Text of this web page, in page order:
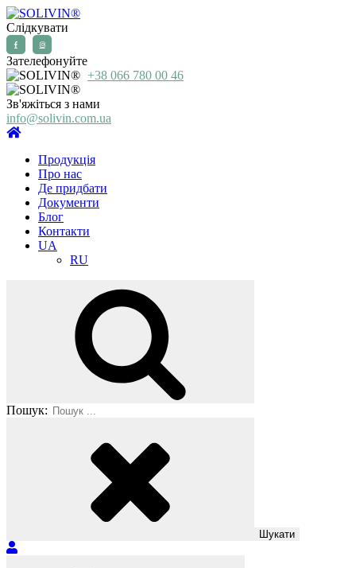
Слідкувати
Зателефонуйте
+38 066 780 00 46
Зв'яжіться з нами
info@solivin.com.ua
Продукція
Про нас
Де придбати
Документи
Блог
Контакти
UA
RU
Пошук: